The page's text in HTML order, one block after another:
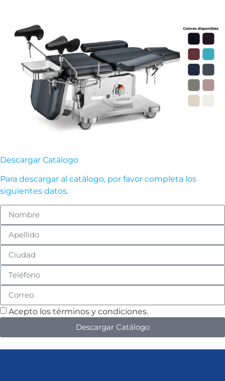
Descargar Catálogo
Para descargar al catálogo, por favor completa los
siguientes datos.
Acepto los términos y condiciones.
Descargar Catálogo